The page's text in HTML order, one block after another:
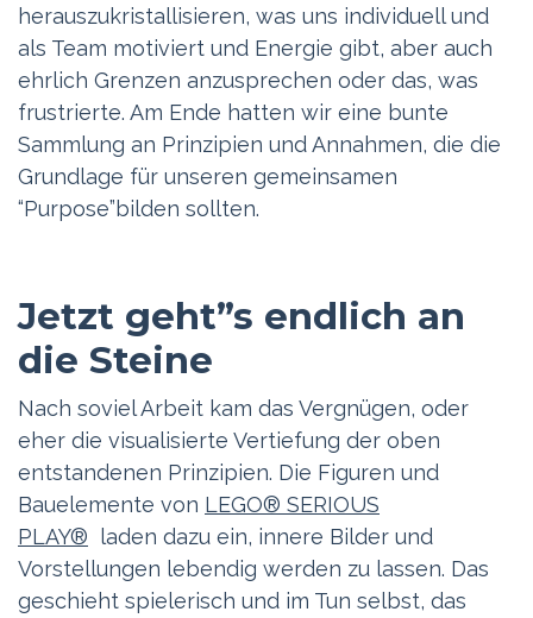
herauszukristallisieren, was uns individuell und
als Team motiviert und Energie gibt, aber auch
ehrlich Grenzen anzusprechen oder das, was
frustrierte. Am Ende hatten wir eine bunte
Sammlung an Prinzipien und Annahmen, die die
Grundlage für unseren gemeinsamen
“Purpose”bilden sollten.